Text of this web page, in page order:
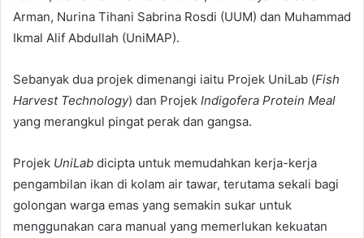
Arman, Nurina Tihani Sabrina Rosdi (UUM) dan Muhammad
Ikmal Alif Abdullah (UniMAP).
Sebanyak dua projek dimenangi iaitu Projek UniLab (Fish
Harvest Technology) dan Projek Indigofera Protein Meal
yang merangkul pingat perak dan gangsa.
Projek UniLab dicipta untuk memudahkan kerja-kerja
pengambilan ikan di kolam air tawar, terutama sekali bagi
golongan warga emas yang semakin sukar untuk
menggunakan cara manual yang memerlukan kekuatan